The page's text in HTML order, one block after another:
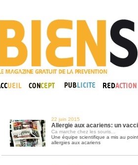
22 juin 2015
Allergie aux acariens: un
Ca marche chez les souris...
Une équipe scientifique a mis au
allergies aux acariens